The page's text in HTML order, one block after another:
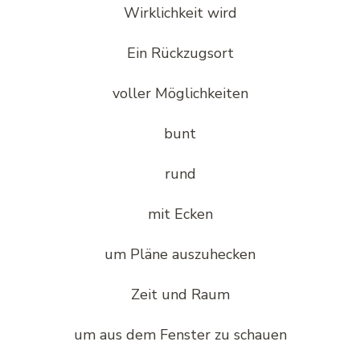
Wirklichkeit wird
Ein Rückzugsort
voller Möglichkeiten
bunt
rund
mit Ecken
um Pläne auszuhecken
Zeit und Raum
um aus dem Fenster zu schauen